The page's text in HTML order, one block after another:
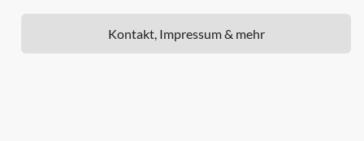
Kontakt, Impressum & mehr